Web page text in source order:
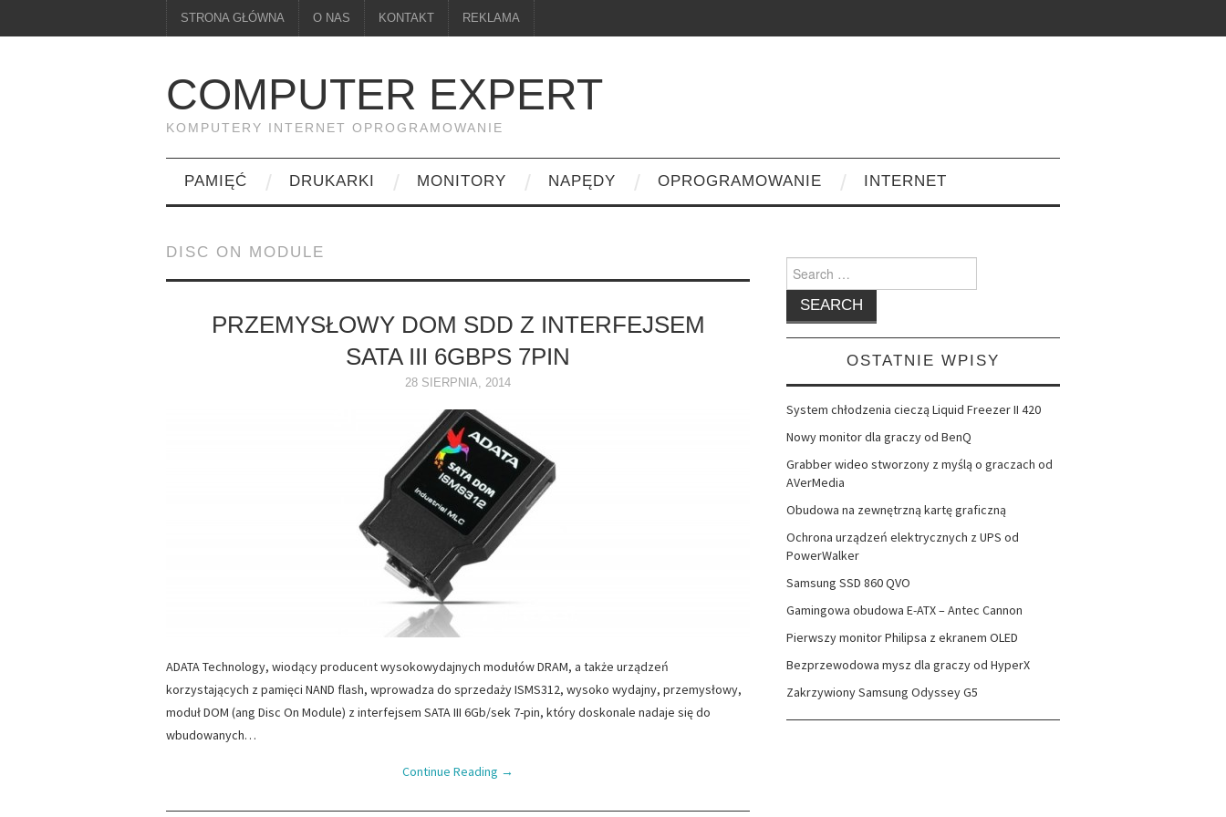
STRONA GŁÓWNA O NAS KONTAKT REKLAMA
COMPUTER EXPERT
KOMPUTERY INTERNET OPROGRAMOWANIE
PAMIĘĆ DRUKARKI MONITORY NAPĘDY OPROGRAMOWANIE INTERNET
DISC ON MODULE
PRZEMYSŁOWY DOM SDD Z INTERFEJSEM
SATA III 6GBPS 7PIN
28 SIERPNIA, 2014
ADATA Technology, wiodący producent wysokowydajnych modułów DRAM, a także urządzeń
korzystających z pamięci NAND flash, wprowadza do sprzedaży ISMS312, wysoko wydajny, przemysłowy,
moduł DOM (ang Disc On Module) z interfejsem SATA III 6Gb/sek 7-pin, który doskonale nadaje się do
wbudowanych…
Continue Reading →
Search
for:
OSTATNIE WPISY
System chłodzenia cieczą Liquid Freezer II 420
Nowy monitor dla graczy od BenQ
Grabber wideo stworzony z myślą o graczach od
AVerMedia
Obudowa na zewnętrzną kartę graficzną
Ochrona urządzeń elektrycznych z UPS od
PowerWalker
Samsung SSD 860 QVO
Gamingowa obudowa E-ATX – Antec Cannon
Pierwszy monitor Philipsa z ekranem OLED
Bezprzewodowa mysz dla graczy od HyperX
Zakrzywiony Samsung Odyssey G5